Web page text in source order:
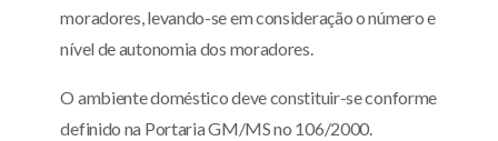
moradores, levando-se em consideração o número e
nível de autonomia dos moradores.
O ambiente doméstico deve constituir-se conforme
definido na Portaria GM/MS no 106/2000.